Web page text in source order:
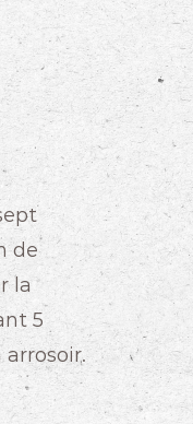
de
la
5